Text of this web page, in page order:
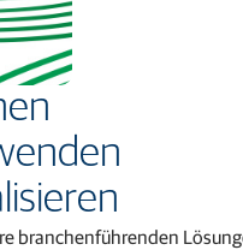
branchenführenden